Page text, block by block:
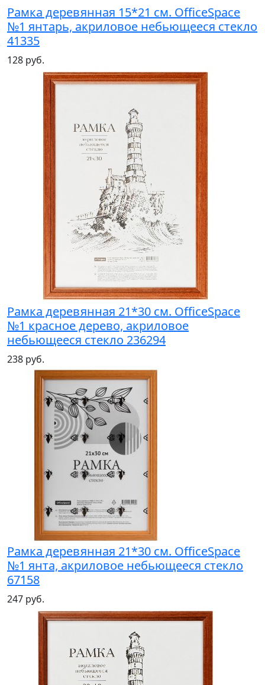
Рамка деревянная 15*21 см. OfficeSpace
№1 янтарь, акриловое небьющееся стекло
41335
128 руб.
Рамка деревянная 21*30 см. OfficeSpace
№1 красное дерево, акриловое
небьющееся стекло 236294
238 руб.
Рамка деревянная 21*30 см. OfficeSpace
№1 янта, акриловое небьющееся стекло
67158
247 руб.